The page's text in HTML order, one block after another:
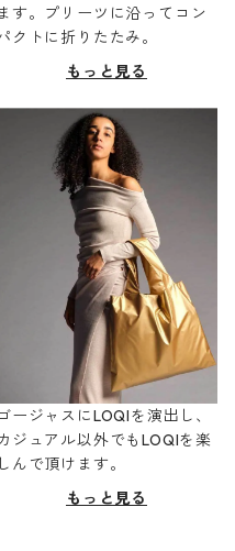
ます。プリーツに沿ってコン
クトに折りたたみ。
もっと見る
ージャスにLOQIを演出し、
ジュアル以外でもLOQIを楽
しんで頂けます。
もっと見る